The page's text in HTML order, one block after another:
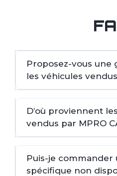
Proposez-vous une
les véhicules
D’où proviennent
vendus par MPRO
Puis-je commander
spécifique non